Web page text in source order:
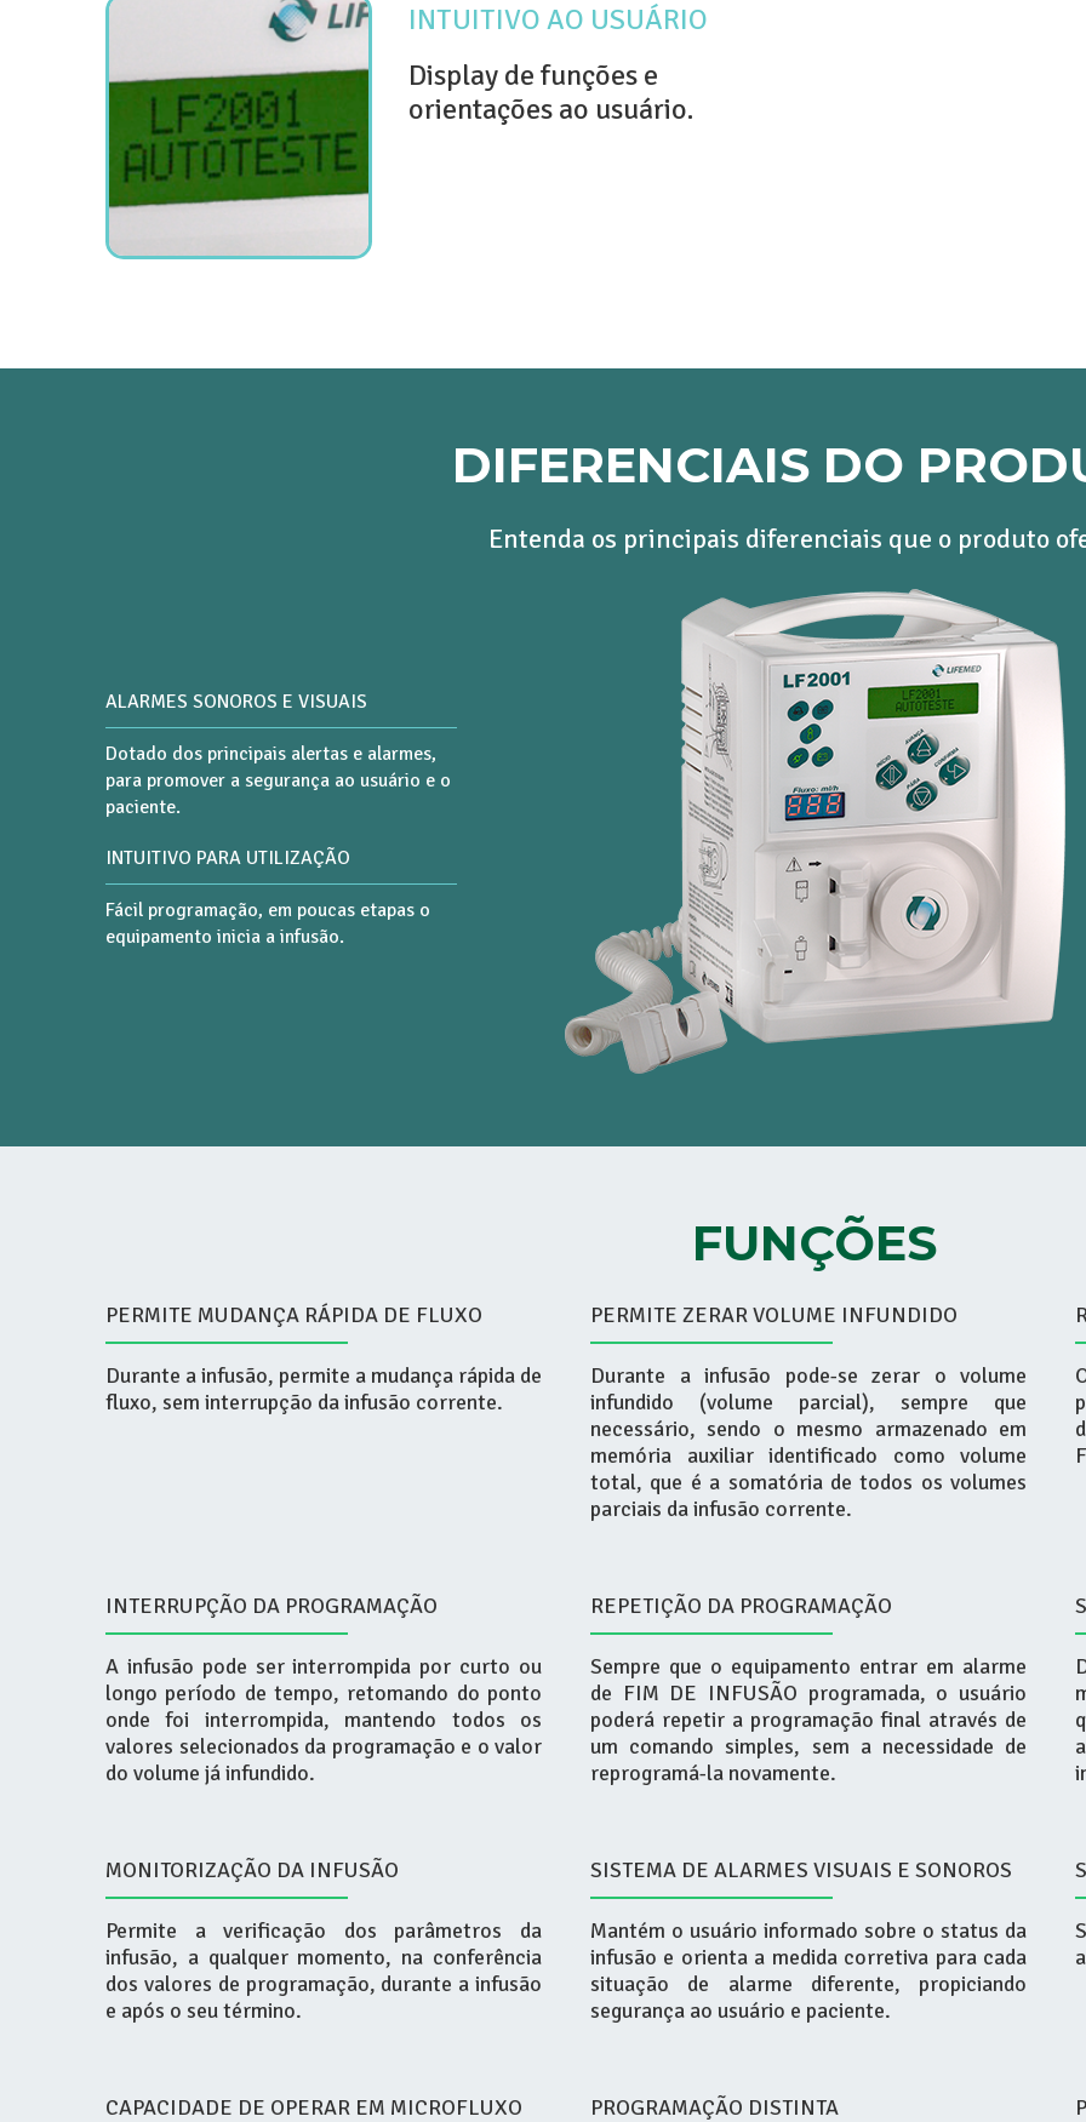
INTUITIVO AO USUÁRIO
Display de funções e
orientações ao usuário.
DIFERENCIAIS DO
Entenda os principais diferenciais que o produto
ALARMES SONOROS E VISUAIS
Dotado dos principais alertas e alarmes,
para promover a segurança ao usuário e o
paciente.
INTUITIVO PARA UTILIZAÇÃO
Fácil programação, em poucas etapas o
equipamento inicia a infusão.
FUNÇÕES
PERMITE MUDANÇA RÁPIDA DE FLUXO
Durante a infusão, permite a mudança rápida de
fluxo, sem interrupção da infusão corrente.
PERMITE ZERAR VOLUME INFUNDIDO
Durante a infusão pode-se zerar o volume
infundido (volume parcial), sempre que
necessário, sendo o mesmo armazenado em
memória auxiliar identificado como volume
total, que é a somatória de todos os volumes
parciais da infusão corrente.
INTERRUPÇÃO DA PROGRAMAÇÃO
A infusão pode ser interrompida por curto ou
longo período de tempo, retomando do ponto
onde foi interrompida, mantendo todos os
valores selecionados da programação e o valor
do volume já infundido.
REPETIÇÃO DA PROGRAMAÇÃO
Sempre que o equipamento entrar em alarme
de FIM DE INFUSÃO programada, o usuário
poderá repetir a programação final através de
um comando simples, sem a necessidade de
reprogramá-la novamente.
MONITORIZAÇÃO DA INFUSÃO
Permite a verificação dos parâmetros da
infusão, a qualquer momento, na conferência
dos valores de programação, durante a infusão
e após o seu término.
SISTEMA DE ALARMES VISUAIS E SONOROS
Mantém o usuário informado sobre o status da
infusão e orienta a medida corretiva para cada
situação de alarme diferente, propiciando
segurança ao usuário e paciente.
CAPACIDADE DE OPERAR EM MICROFLUXO PROGRAMAÇÃO DISTINTA